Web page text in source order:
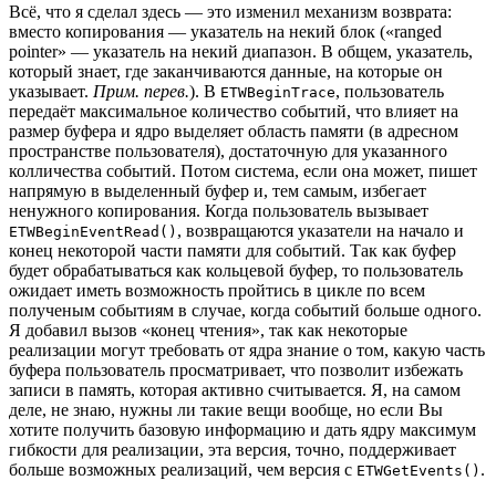
Всё, что я сделал здесь — это изменил механизм возврата:
вместо копирования — указатель на некий блок («ranged
pointer» — указатель на некий диапазон. В общем, указатель,
который знает, где заканчиваются данные, на которые он
указывает. Прим. перев.). В ETWBeginTrace, пользователь
передаёт максимальное количество событий, что влияет на
размер буфера и ядро выделяет область памяти (в адресном
пространстве пользователя), достаточную для указанного
колличества событий. Потом система, если она может, пишет
напрямую в выделенный буфер и, тем самым, избегает
ненужного копирования. Когда пользователь вызывает
ETWBeginEventRead() , возвращаются указатели на начало и
конец некоторой части памяти для событий. Так как буфер
будет обрабатываться как кольцевой буфер, то пользователь
ожидает иметь возможность пройтись в цикле по всем
полученым событиям в случае, когда событий больше одного.
Я добавил вызов «конец чтения», так как некоторые
реализации могут требовать от ядра знание о том, какую часть
буфера пользователь просматривает, что позволит избежать
записи в память, которая активно считывается. Я, на самом
деле, не знаю, нужны ли такие вещи вообще, но если Вы
хотите получить базовую информацию и дать ядру максимум
гибкости для реализации, эта версия, точно, поддерживает
больше возможных реализаций, чем версия с ETWGetEvents() .